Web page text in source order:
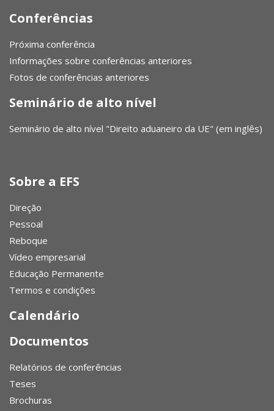
Conferências
Próxima conferência
Informações sobre conferências anteriores
Fotos de conferências anteriores
Seminário de alto nível
Seminário de alto nível "Direito aduaneiro da UE" (em inglês)
Sobre a EFS
Direção
Pessoal
Reboque
Vídeo empresarial
Educação Permanente
Termos e condições
Calendário
Documentos
Relatórios de conferências
Teses
Brochuras